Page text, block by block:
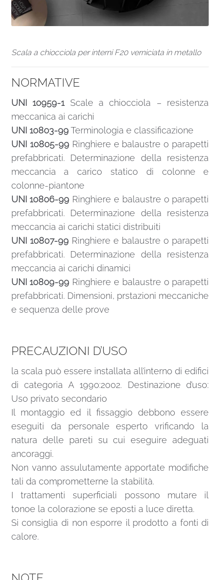
Scala a chiocciola per interni F20 verniciata in metallo
NORMATIVE
UNI 10959-1Scale a chiocciola – resistenza
meccanica ai carichi
UNI 10803-99Terminologia e classificazione
UNI 10805-99Ringhiere e balaustre o parapetti
prefabbricati. Determinazione della resistenza
meccancia a carico statico di colonne e
colonne-piantone
UNI 10806-99 Ringhiere e balaustre o parapetti
prefabbricati. Determinazione della resistenza
meccancia ai carichi statici distribuiti
UNI 10807-99Ringhiere e balaustre o parapetti
prefabbricati. Determinazione della resistenza
meccancia ai carichi dinamici
UNI 10809-99 Ringhiere e balaustre o parapetti
prefabbricati. Dimensioni, prstazioni meccaniche
e sequenza delle prove
PRECAUZIONI D’USO
la scala può essere installata all’interno di edifici
di categoria A 1990:2002. Destinazione d’uso:
Uso privato secondario
Il montaggio ed il fissaggio debbono essere
eseguiti da personale esperto vrificando la
natura delle pareti su cui eseguire adeguati
ancoraggi.
Non vanno assulutamente apportate modifiche
tali da comprometterne la stabilità.
I trattamenti superficiali possono mutare il
tonoe la colorazione se eposti a luce diretta.
Si consiglia di non esporre il prodotto a fonti di
calore.